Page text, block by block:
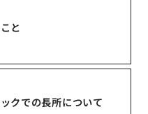
と
クでの長所について